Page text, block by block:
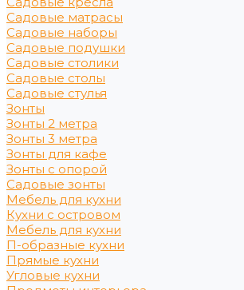
Садовые матрасы
Садовые наборы
Садовые подушки
Садовые столики
Садовые столы
Садовые стулья
Зонты
Зонты 2 метра
Зонты 3 метра
Зонты для кафе
Зонты с опорой
Садовые зонты
Мебель для кухни
Кухни с островом
Мебель для кухни
П-образные кухни
Прямые кухни
Угловые кухни